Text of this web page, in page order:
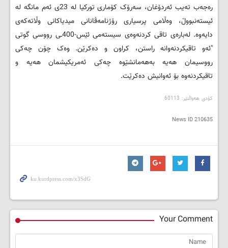
ره‌جه‌ب ته‌یب ئه‌ردۆغان، سه‌رۆک کۆماری تورکیا لە 23ی ئەم مانگە له‌
ئیسته‌نبووڵ، وه‌ڵامی پرسیاری رۆژنامه‌ڤانانی میدیاکانی وڵاته‌که‌ی
دایه‌وه‌. له‌باره‌ی تاقی کردنه‌وه‌ی سیسته‌می ئێس-400ـی رووسی گوتی
"ئەو تاقیکردنەوانە راستن، کراون و دەکرێن. وه‌ک چۆن چه‌کی
رووسیمان هه‌یه‌ به‌هه‌مانشێوه‌ چه‌کی ئه‌مریکیشمان هه‌یە و
تاقیکردنه‌وه‌ بۆ ئه‌وانیش ده‌کرێت.
کۆدی هەواڵنێر: 60113
News ID210635
Your Comment